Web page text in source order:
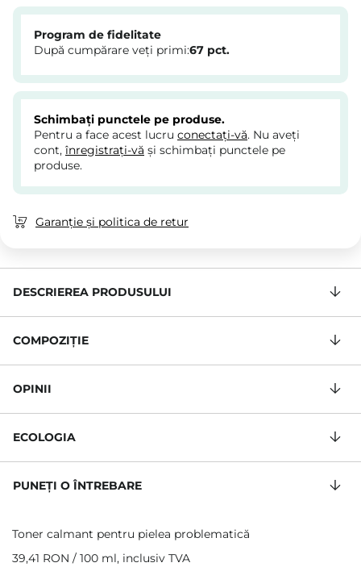
Program de fidelitate
După cumpărare veți primi:67 pct.
Schimbați punctele pe produse.
Pentru a face acest lucru conectați-vă. Nu aveți
cont, înregistrați-vă și schimbați punctele pe
produse.
Garanție și politica de retur
DESCRIEREA PRODUSULUI
COMPOZIŢIE
OPINII
ECOLOGIA
PUNEȚI O ÎNTREBARE
Toner calmant pentru pielea problematică
39,41 RON / 100 ml, inclusiv TVA